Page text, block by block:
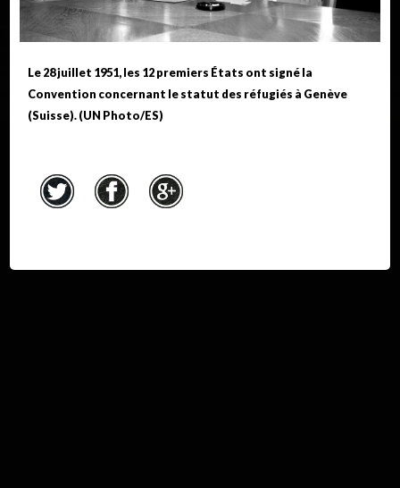
Le 28 juillet 1951, les 12 premiers États ont signé la
Convention concernant le statut des réfugiés à Genève
(Suisse). (UN Photo/ES)